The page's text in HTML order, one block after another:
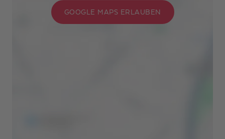
GOOGLE MAPS ERLAUBEN